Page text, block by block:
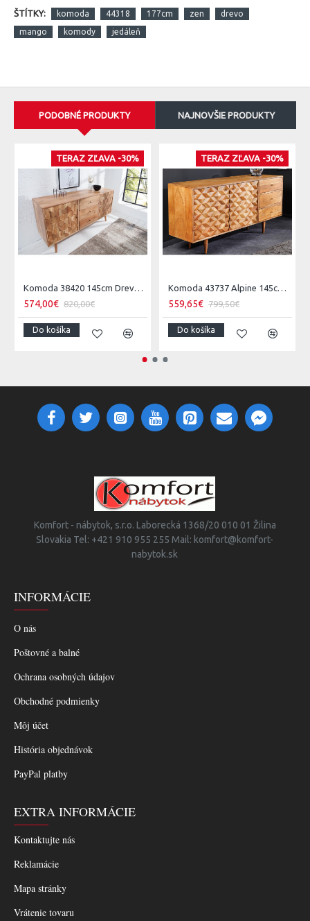
ŠTÍTKY: komoda 44318 177cm zen drevo
mango komody jedáleň
PODOBNÉ PRODUKTY NAJNOVŠIE PRODUKTY
TERAZ ZĽAVA -30%
Komoda 38420 145cm Drevo Acacia Retro
574,00€ 820,00€
Do košíka
TERAZ ZĽAVA -30%
Komoda 43737 Alpine 145cm Drevo Acacia Honey
559,65€ 799,50€
Do košíka
Komfort - nábytok, s.r.o. Laborecká 1368/20 010 01 Žilina
Slovakia Tel: +421 910 955 255 Mail: komfort@komfort-
nabytok.sk
INFORMÁCIE
O nás
Poštovné a balné
Ochrana osobných údajov
Obchodné podmienky
Môj účet
História objednávok
PayPal platby
EXTRA INFORMÁCIE
Kontaktujte nás
Reklamácie
Mapa stránky
Vrátenie tovaru